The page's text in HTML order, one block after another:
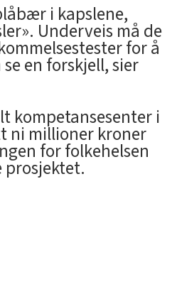
i kapslene,
Underveis må de
for å
en forskjell, sier
kompetansesenter i
ni millioner kroner
for folkehelsen